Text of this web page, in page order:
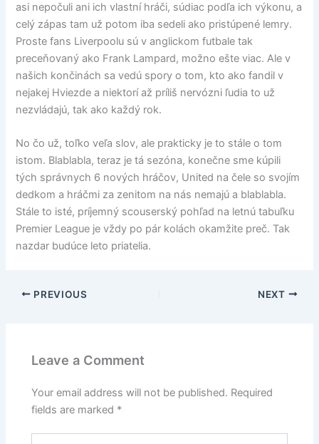
asi nepočuli ani ich vlastní hráči, súdiac podľa ich výkonu, a
celý zápas tam už potom iba sedeli ako pristúpené lemry.
Proste fans Liverpoolu sú v anglickom futbale tak
preceňovaný ako Frank Lampard, možno ešte viac. Ale v
našich končinách sa vedú spory o tom, kto ako fandil v
nejakej Hviezde a niektorí až príliš nervózni ľudia to už
nezvládajú, tak ako každý rok.
No čo už, toľko veľa slov, ale prakticky je to stále o tom
istom. Blablabla, teraz je tá sezóna, konečne sme kúpili
tých správnych 6 nových hráčov, United na čele so svojím
dedkom a hráčmi za zenitom na nás nemajú a blablabla.
Stále to isté, príjemný scouserský pohľad na letnú tabuľku
Premier League je vždy po pár kolách okamžite preč. Tak
nazdar budúce leto priatelia.
PREVIOUS NEXT
Leave a Comment
Your email address will not be published. Required
fields are marked *